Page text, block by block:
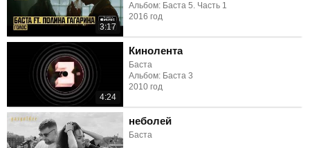
3:17
Альбом: Баста 5. Часть 1
2016 год
4:24
Кинолента
Баста
Альбом: Баста 3
2010 год
неболей
Баста